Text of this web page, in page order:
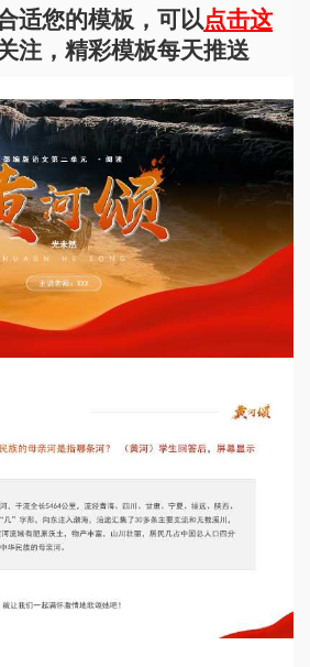
适您的模板，可以点击这
注，精彩模板每天推送